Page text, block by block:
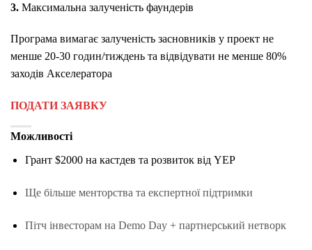
3.​​ Максимальна залученість фаундерів
Програма вимагає залученість засновників у проект не
менше 20-30 годин/тиждень та відвідувати не менше 80%
заходів Акселератора
ПОДАТИ ЗАЯВКУ
Можливості
Грант $2000 на кастдев та розвиток від YEP
Ще більше менторства та експертної підтримки
Пітч інвесторам на Demo Day + партнерський нетворк